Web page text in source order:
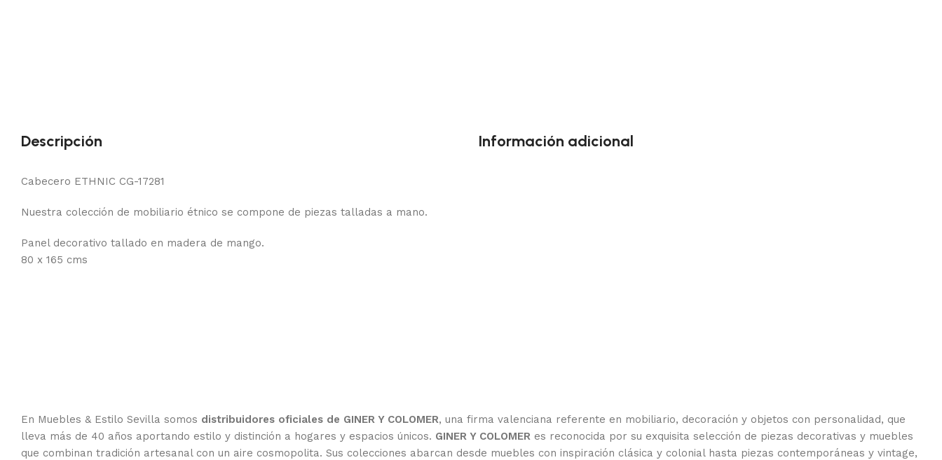
Descripción
Cabecero ETHNIC CG-17281
Nuestra colección de mobiliario étnico se compone de piezas talladas a mano.
Panel decorativo tallado en madera de mango.
80 x 165 cms
Información adicional
En Muebles & Estilo Sevilla somos distribuidores oficiales de GINER Y COLOMER, una firma valenciana referente en mobiliario, decoración y objetos con personalidad, que
lleva más de 40 años aportando estilo y distinción a hogares y espacios únicos. GINER Y COLOMER es reconocida por su exquisita selección de piezas decorativas y muebles
que combinan tradición artesanal con un aire cosmopolita. Sus colecciones abarcan desde muebles con inspiración clásica y colonial hasta piezas contemporáneas y vintage,